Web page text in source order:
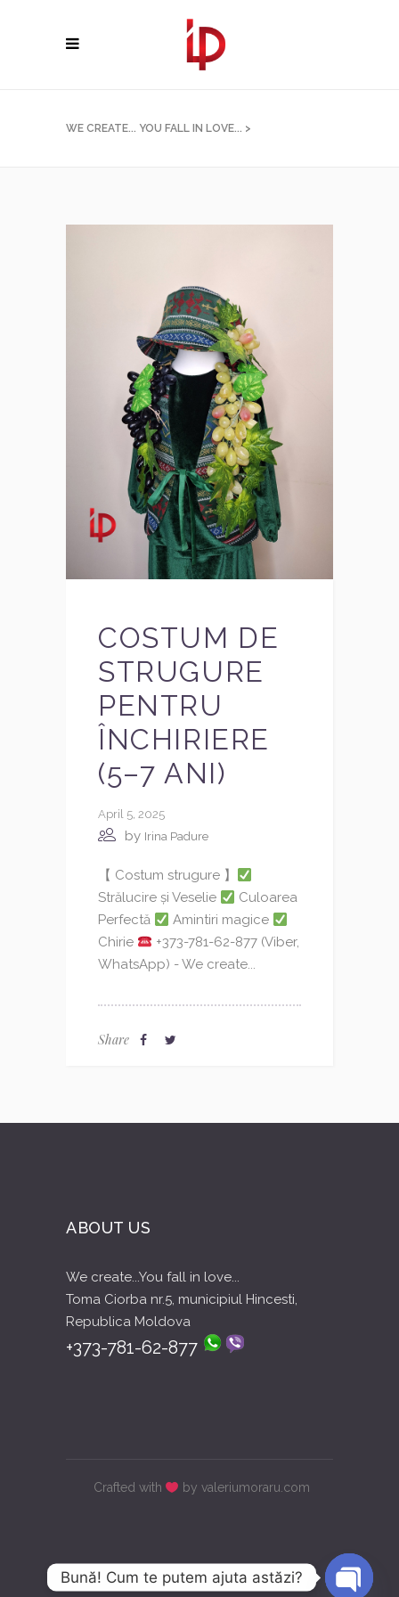
WE CREATE... YOU FALL IN LOVE... >
COSTUM DE
STRUGURE
PENTRU
ÎNCHIRIERE
(5–7 ANI)
April 5, 2025
by Irina Padure
【 Costum strugure 】
Strălucire și Veselie
Culoarea
Perfectă
Amintiri magice
Chirie
+373-781-62-877 (Viber,
WhatsApp) - We create...
Share
ABOUT US
We create...You fall in love...
Toma Ciorba nr.5, municipiul Hincesti,
Republica Moldova
+373-781-62-877
Crafted with by valeriumoraru.com
Bună! Cum te putem ajuta astăzi?